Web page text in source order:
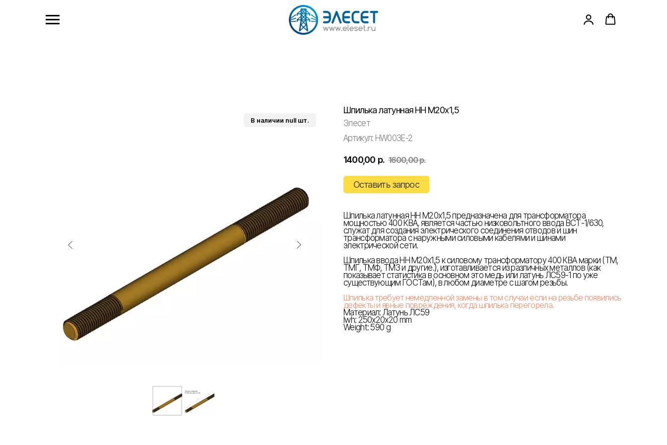
Шпилька латунная НН М20х1,5
Элесет
Артикул: HW003E-2
1400,00 р. 1600,00р.
Оставить запрос
Шпилька латунная НН М20х1,5 предназначена для трансформатора
мощностью 400 КВА, является частью низковольтного ввода ВСТ-1/630,
служат для создания электрического соединения отводов и шин
трансформатора с наружными силовыми кабелями и шинами
электрической сети.
Шпилька ввода НН М20х1,5 к силовому трансформатору 400 КВА марки (ТМ,
ТМГ, ТМФ, ТМЗ и другие.), изготавливается из различных металлов (как
показывает статистика в основном это медь или латунь ЛС59-1 по уже
существующим ГОСТам), в любом диаметре с шагом резьбы.
Шпилька требует немедленной замены в том случаи если на резьбе появились
дефекты и явные повреждения, когда шпилька перегорела.
Материал: Латунь ЛС59
lwh: 250x20x20 mm
Weight: 590 g